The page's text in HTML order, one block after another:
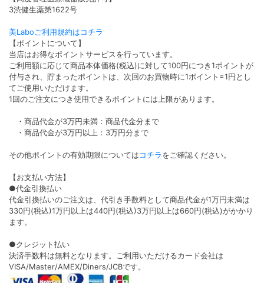
3渋健生薬第1622号
美Laboご利用規約はコチラ
【ポイントについて】
当店はお得なポイントサービスを行っています。
ご利用額に応じて商品本体価格(税込)に対して100円につき1ポイントが
付与され、貯まったポイントは、次回のお買物時に1ポイント=1円とし
てご使用いただけます。
1回のご注文につき使用できるポイントには上限があります。
・商品代金が3万円未満：商品代金分まで
・商品代金が3万円以上：3万円分まで
その他ポイントの有効期限についてはコチラをご確認ください。
【お支払い方法】
●代金引換払い
代金引換払いのご注文は、代引き手数料として商品代金が1万円未満は
330円(税込)1万円以上は440円(税込)3万円以上は660円(税込)がかかり
ます。
●クレジット払い
決済手数料は無料となります。ご利用いただけるカード会社は
VISA/Master/AMEX/Diners/JCBです。